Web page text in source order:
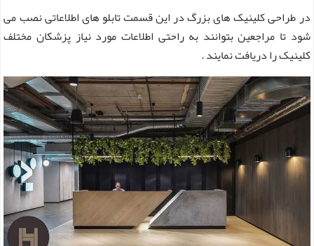
در طراحی کلینیک های بزرگ در این قسمت تابلو های اطلاعاتی نصب می
شود تا مراجعین بتوانند به راحتی اطلاعات مورد نیاز پزشکان مختلف
کلینیک را دریافت نمایند .